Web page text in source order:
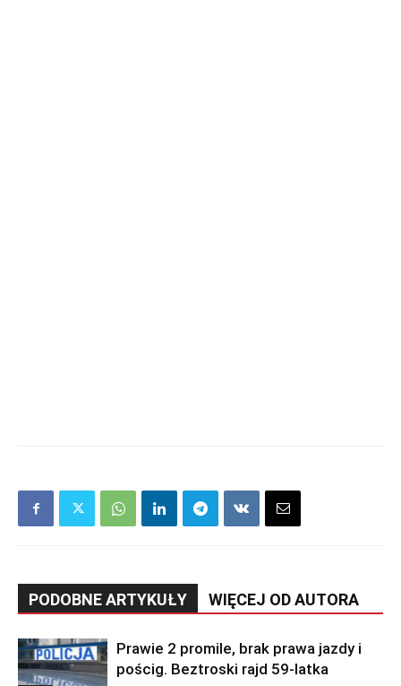
PODOBNE ARTYKUŁY WIĘCEJ OD AUTORA
Prawie 2 promile, brak prawa jazdy i
pościg. Beztroski rajd 59-latka